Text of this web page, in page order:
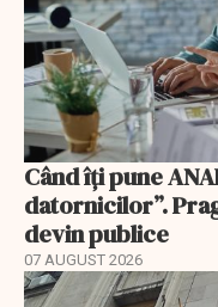
Când îți pune
datornicilor”.
devin publice
07 AUGUST 2026